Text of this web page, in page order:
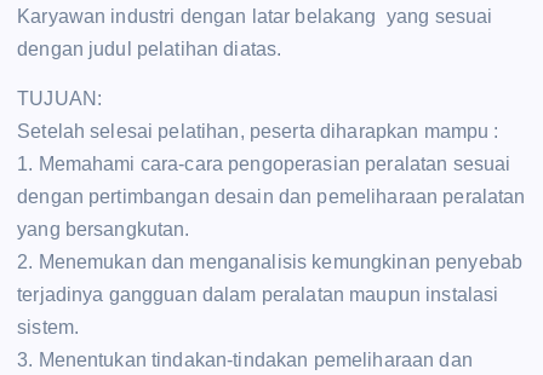
Karyawan industri dengan latar belakang yang sesuai
dengan judul pelatihan diatas.
TUJUAN:
Setelah selesai pelatihan, peserta diharapkan mampu :
1. Memahami cara-cara pengoperasian peralatan sesuai
dengan pertimbangan desain dan pemeliharaan peralatan
yang bersangkutan.
2. Menemukan dan menganalisis kemungkinan penyebab
terjadinya gangguan dalam peralatan maupun instalasi
sistem.
3. Menentukan tindakan-tindakan pemeliharaan dan